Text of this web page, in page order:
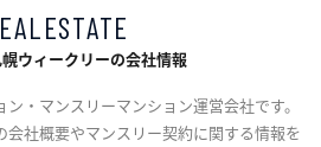
ウィークリーの会社情報
・マンスリーマンション運営会社です。
社概要やマンスリー契約に関する情報を